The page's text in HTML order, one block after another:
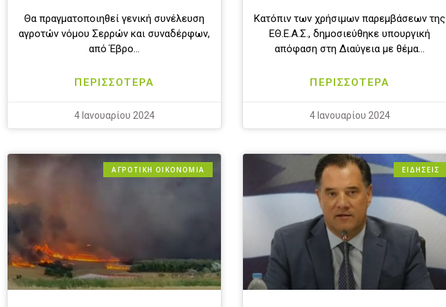
Θα πραγματοποιηθεί γενική συνέλευση
αγροτών νόμου Σερρών και συναδέρφων,
από Έβρο…
ΠΕΡΙΣΣΟΤΕΡΑ
4 Ιανουαρίου 2024
Κατόπιν των χρήσιμων παρεμβάσεων της
ΕΘ.Ε.Α.Σ., δημοσιεύθηκε υπουργική
απόφαση στη Διαύγεια με θέμα…
ΠΕΡΙΣΣΟΤΕΡΑ
4 Ιανουαρίου 2024
ΑΓΡΟΤΙΚΗ ΟΙΚΟΝΟΜΙΑ ΕΙΔΗΣΕΙΣ